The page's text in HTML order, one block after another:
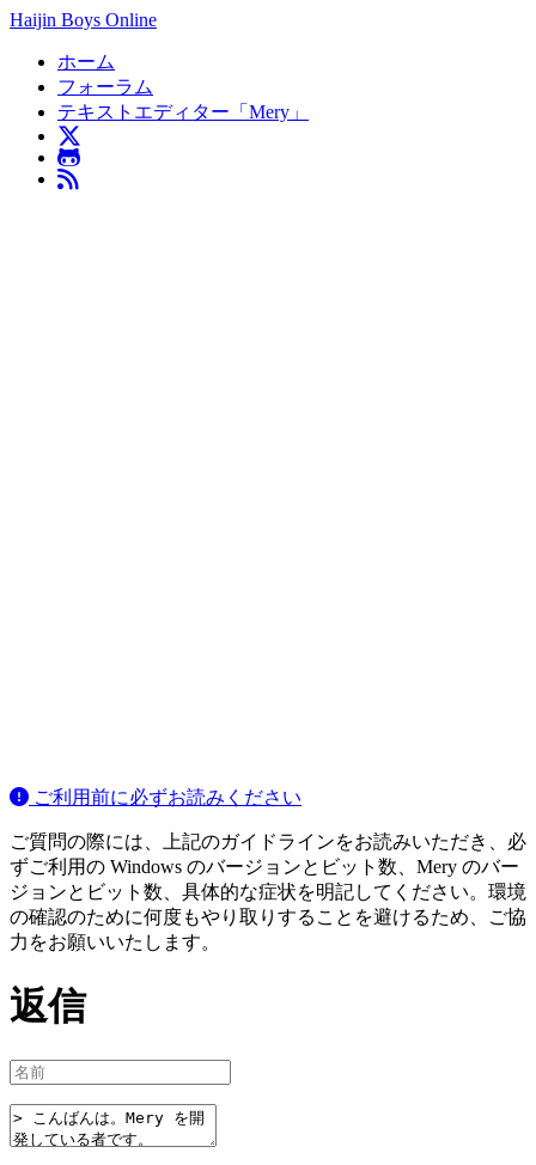
Haijin Boys Online
ホーム
フォーラム
テキストエディター「Mery」
ご利用前に必ずお読みください
ご質問の際には、上記のガイドラインをお読みいただき、必
ずご利用の Windows のバージョンとビット数、Mery のバー
ジョンとビット数、具体的な症状を明記してください。環境
の確認のために何度もやり取りすることを避けるため、ご協
力をお願いいたします。
返信